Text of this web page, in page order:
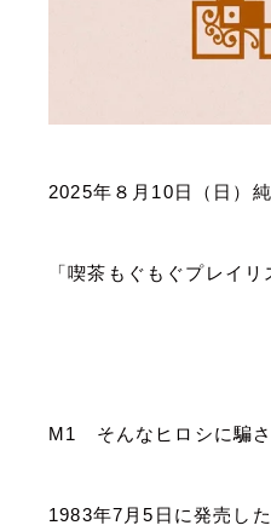
2025年８月10日（日）
「喫茶もぐもぐプレイ
M1 そんなヒロシに騙
1983年7 月5 日に発売し